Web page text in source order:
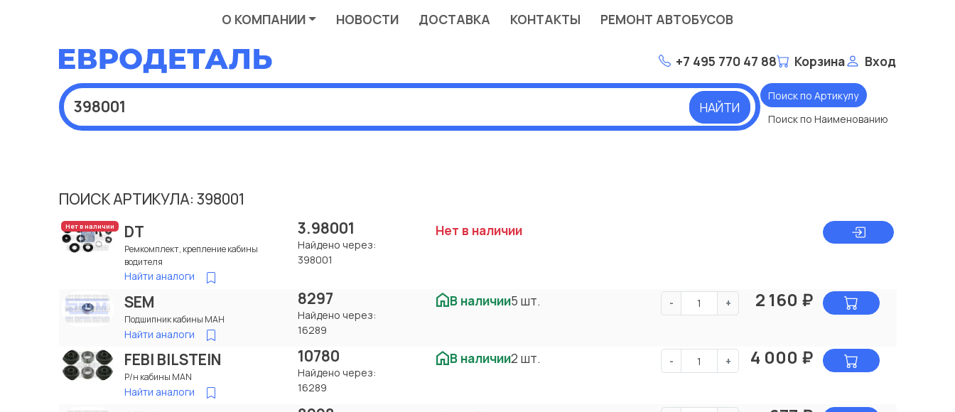
О КОМПАНИИ НОВОСТИ ДОСТАВКА КОНТАКТЫ РЕМОНТ АВТОБУСОВ
+7 495 770 47 88 Корзина Вход
НАЙТИ
Поиск по Артикулу
Поиск по Наименованию
ПОИСК АРТИКУЛА: 398001
Нет в наличии DT
Ремкомплект, крепление кабины
водителя
Найти аналоги
3.98001
Найдено через:
398001
Нет в наличии
SEM
Подшипник кабины МАН
Найти аналоги
8297
Найдено через:
16289
В наличии5 шт. - + 2 160 ₽
FEBI BILSTEIN
Р/н кабины MAN
Найти аналоги
10780
Найдено через:
16289
В наличии2 шт. - + 4 000 ₽